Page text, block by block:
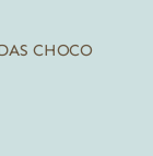
CHOCO